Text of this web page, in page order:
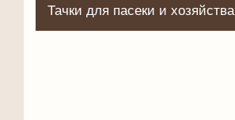
Тачки для пасеки и хозяйства